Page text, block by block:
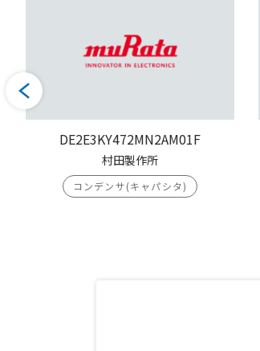
DE2E3KY472MN2AM01F
村田製作所
コンデンサ(キャパシタ)